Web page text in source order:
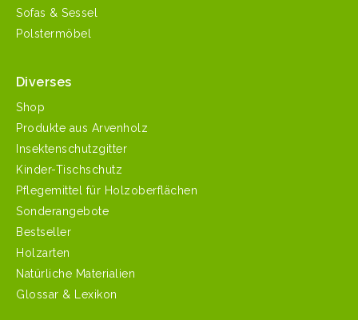
Sofas & Sessel
Polstermöbel
Diverses
Shop
Produkte aus Arvenholz
Insektenschutzgitter
Kinder-Tischschutz
Pflegemittel für Holzoberflächen
Sonderangebote
Bestseller
Holzarten
Natürliche Materialien
Glossar & Lexikon